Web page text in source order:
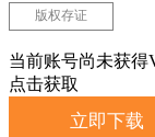
版权存证
当前账号尚未获得
点击获取
立即下载